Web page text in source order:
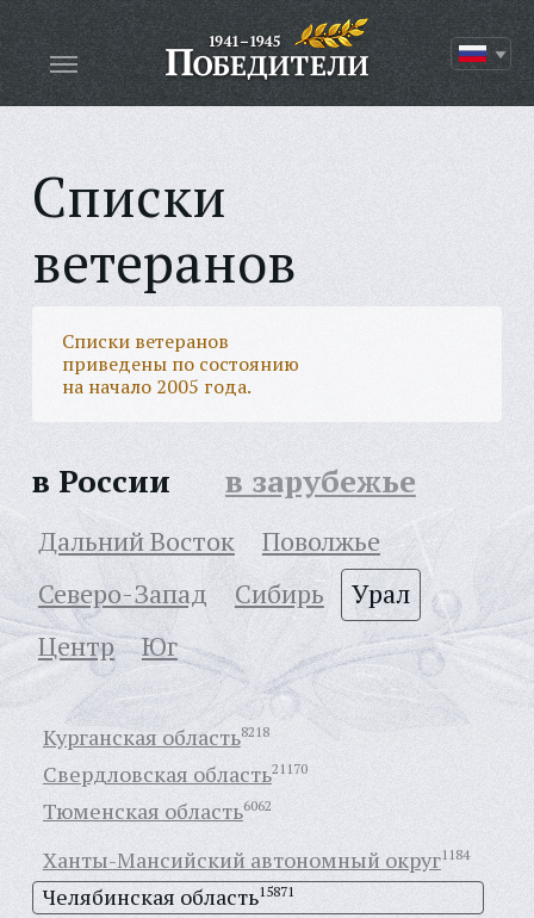
Списки
ветеранов
Списки ветеранов
приведены по состоянию
на начало 2005 года.
в России в зарубежье
Дальний Восток
Поволжье
Северо-Запад
Сибирь
Урал
Центр
Юг
Курганская область8218
Свердловская область21170
Тюменская область6062
Ханты-Мансийский автономный округ1184
Челябинская область15871